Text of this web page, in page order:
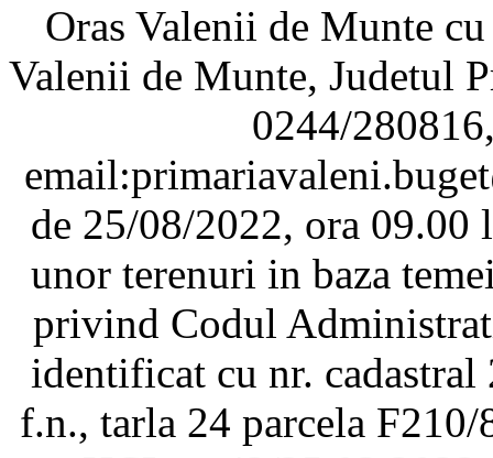
Oras Valenii de Munte
Valenii de Munte, Judetul
0244/
de 25/08/2022, ora
unor terenuri in baza
privind Codul
identificat cu nr.
f.n., tarla 24 parcela